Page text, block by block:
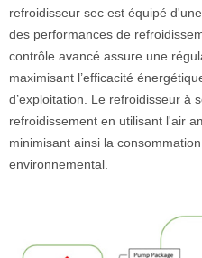
refroidisseur sec est équipé
des performances de
contrôle avancé assure une
maximisant l’efficacité
d’exploitation. Le refroidisseur à
refroidissement en utilisant l'air
minimisant ainsi la
environnemental.